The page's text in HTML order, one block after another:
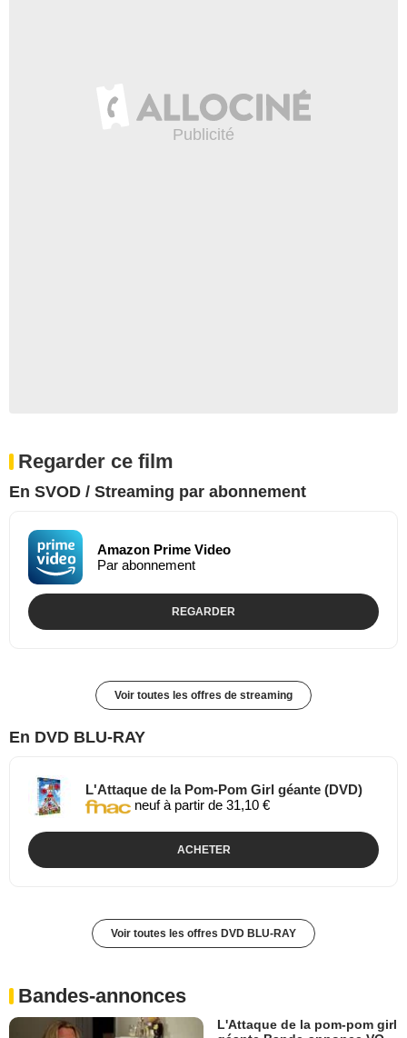
Regarder ce film
En SVOD / Streaming par abonnement
Amazon Prime Video
Par abonnement
REGARDER
Voir toutes les offres de streaming
En DVD BLU-RAY
L'Attaque de la Pom-Pom Girl géante (DVD)
neuf à partir de 31,10 €
ACHETER
Voir toutes les offres DVD BLU-RAY
Bandes-annonces
L'Attaque de la pom-pom girl